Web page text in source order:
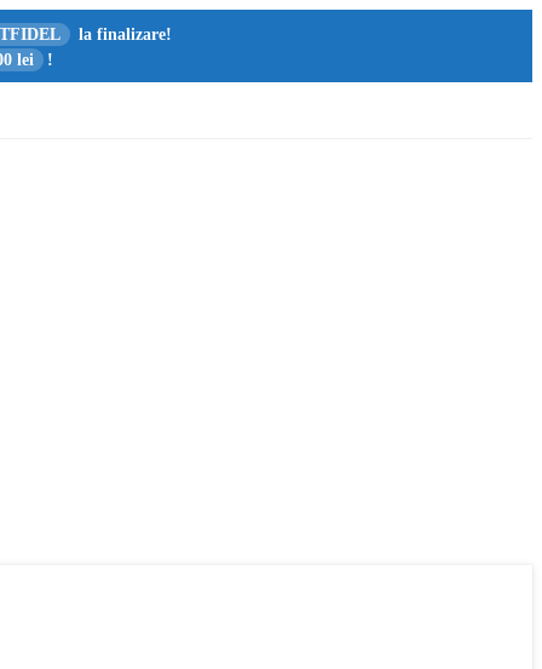
la finalizare!
lei
!